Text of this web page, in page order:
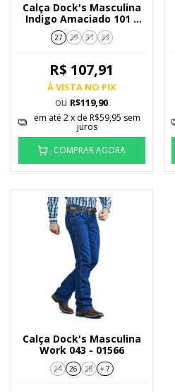
Calça Dock's Masculina
Indigo Amaciado 101 -
005
27 29 31 33
R$ 107,91
À VISTA NO PIX
ou R$119,90
em até2x deR$59,95 sem
juros
COMPRAR AGORA
Calça Dock's Masculina
Work 043 - 01566
24 26 28 + 7